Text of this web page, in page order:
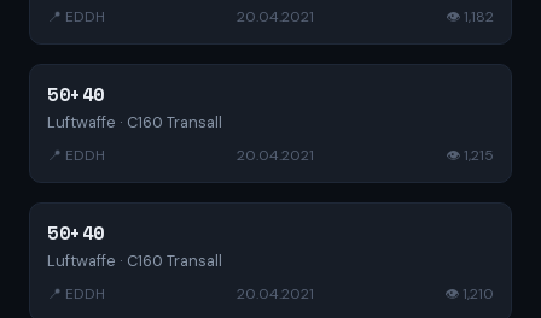
📍 EDDH 20.04.2021 👁 1,182
50+40
Luftwaffe · C160 Transall
📍 EDDH 20.04.2021 👁 1,215
50+40
Luftwaffe · C160 Transall
📍 EDDH 20.04.2021 👁 1,210